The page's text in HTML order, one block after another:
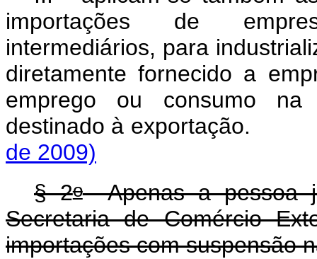
importações de
intermediários, para
diretamente fornecido a
emprego ou consumo na
destinado à
de 2009)
§ 2oApenas a pessoa
Secretaria de Comércio
importações com suspensão